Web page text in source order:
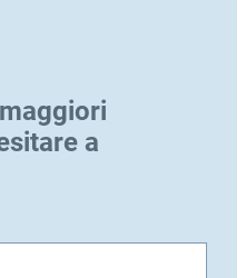
a